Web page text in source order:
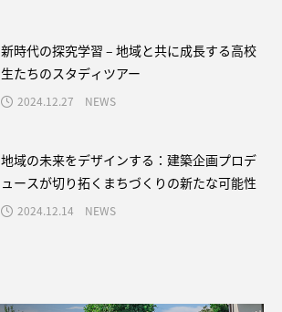
新時代の探究学習 – 地域と共に成長する高校
生たちのスタディツアー
2024.12.27 NEWS
地域の未来をデザインする：建築企画プロデ
ュースが切り拓くまちづくりの新たな可能性
2024.12.14 NEWS